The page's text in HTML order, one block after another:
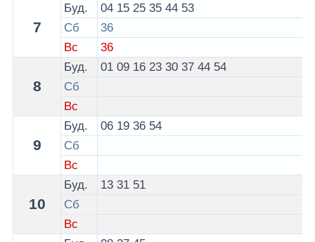
7
Буд. 04 15 25 35 44 53
Сб
36
Вс
36
8
Буд. 01 09 16 23 30 37 44 54
Сб
Вс
9
Буд. 06 19 36 54
Сб
Вс
10
Буд. 13 31 51
Сб
Вс